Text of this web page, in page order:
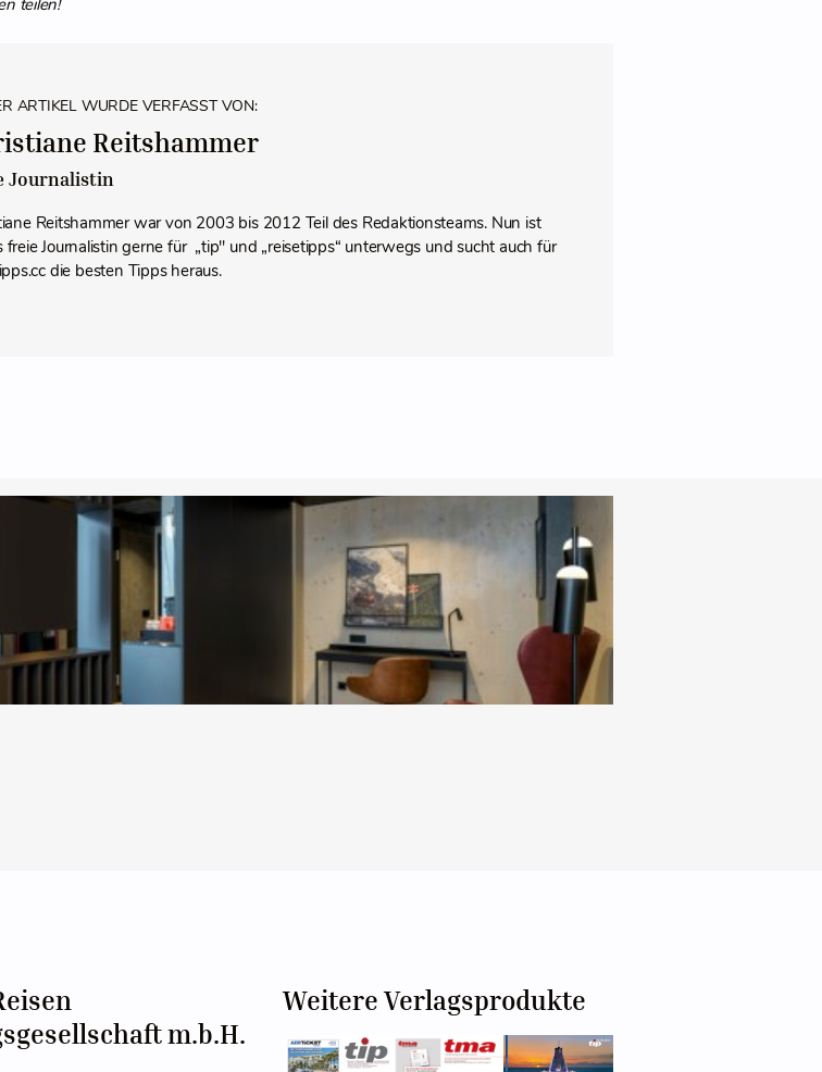
teilen!
ARTIKEL WURDE VERFASST VON:
Reitshammer
Journalistin
Reitshammer war von 2003 bis 2012 Teil des Redaktionsteams. Nun ist
freie Journalistin gerne für „tip" und „reisetipps“ unterwegs und sucht auch für
die besten Tipps heraus.
m.b.H.
Weitere Verlagsprodukte